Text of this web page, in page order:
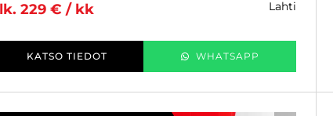
229 € / kk lahti
KATSO TIEDOT WHATSAPP